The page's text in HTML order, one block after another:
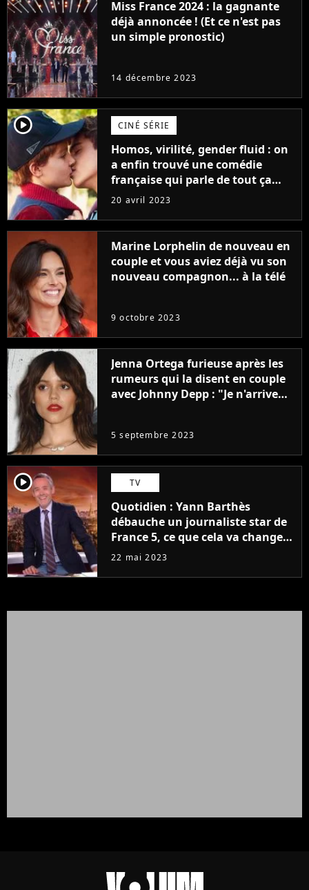
Miss France 2024 : la gagnante
déjà annoncée ! (Et ce n'est pas
un simple pronostic)
14 décembre 2023
player2 CINÉ SÉRIE
Homos, virilité, gender fluid : on
a enfin trouvé une comédie
française qui parle de tout ça
sans être super ringarde
20 avril 2023
Marine Lorphelin de nouveau en
couple et vous aviez déjà vu son
nouveau compagnon... à la télé
9 octobre 2023
Jenna Ortega furieuse après les
rumeurs qui la disent en couple
avec Johnny Depp : "Je n'arrive
5 septembre 2023
player2 TV
Quotidien : Yann Barthès
débauche un journaliste star de
France 5, ce que cela va changer
à la rentrée
22 mai 2023